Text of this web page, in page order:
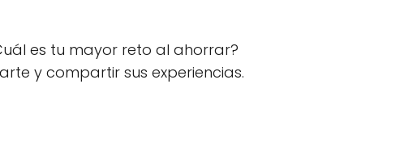
es tu mayor reto al ahorrar?
y compartir sus experiencias.